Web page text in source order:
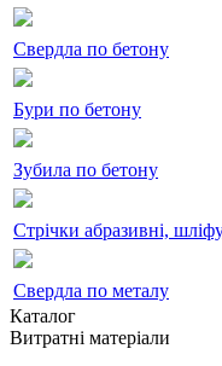
Свердла по бетону
Бури по бетону
Зубила по бетону
Стрічки абразивні,
Свердла по металу
Каталог
Витратні матеріали